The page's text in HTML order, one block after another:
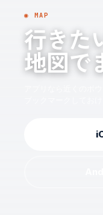
◉ MAP
行きた
地図で